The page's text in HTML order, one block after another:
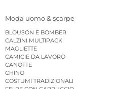
Moda uomo & scarpe
BLOUSON E BOMBER
CALZINI MULTIPACK
MAGLIETTE
CAMICIE DA LAVORO
CANOTTE
CHINO
COSTUMI TRADIZIONALI